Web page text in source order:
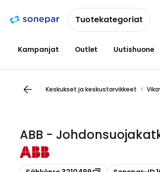
navigointiinsisältöönTuotekategoriat
Kampanjat Outlet Uutishuone
Keskukset ja keskustarvikkeet
ABB -
Kopioi Kopioi